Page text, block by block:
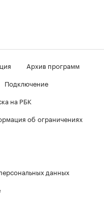
Архив программ
Подключение
на РБК
об ограничениях
данных